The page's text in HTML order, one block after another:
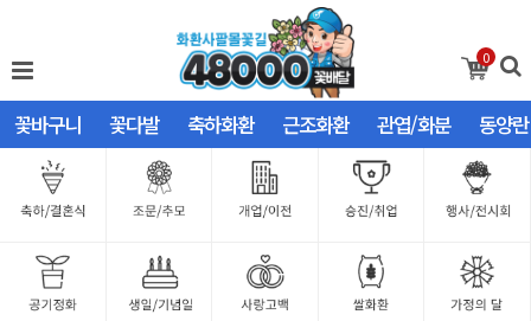
0
꽃바구니 꽃다발 축하화환 근조화환 관엽/화분 동양란